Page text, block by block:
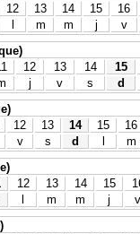
12 13 14 15
16
l m m j
v
12 13 14
15
j v s
d
12 13 14 15
16
v s d
m
12 13 14 15
m m j
v